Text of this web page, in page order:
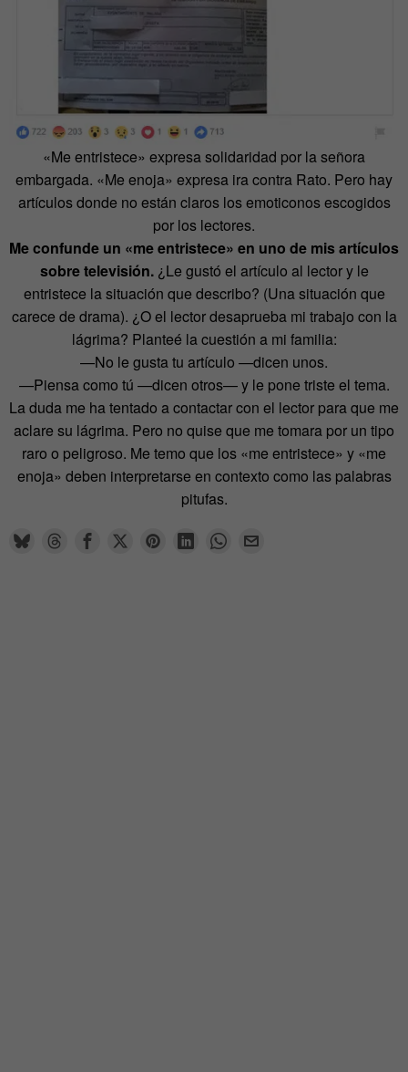
«Me entristece» expresa solidaridad por la señora
embargada. «Me enoja» expresa ira contra Rato. Pero hay
artículos donde no están claros los emoticonos escogidos
por los lectores.
Me confunde un «me entristece» en uno de mis artículos
sobre televisión.¿Le gustó el artículo al lector y le
entristece la situación que describo? (Una situación que
carece de drama). ¿O el lector desaprueba mi trabajo con la
lágrima? Planteé la cuestión a mi familia:
—No le gusta tu artículo —dicen unos.
—Piensa como tú —dicen otros— y le pone triste el tema.
La duda me ha tentado a contactar con el lector para que me
aclare su lágrima. Pero no quise que me tomara por un tipo
raro o peligroso. Me temo que los «me entristece» y «me
enoja» deben interpretarse en contexto como las palabras
pitufas.